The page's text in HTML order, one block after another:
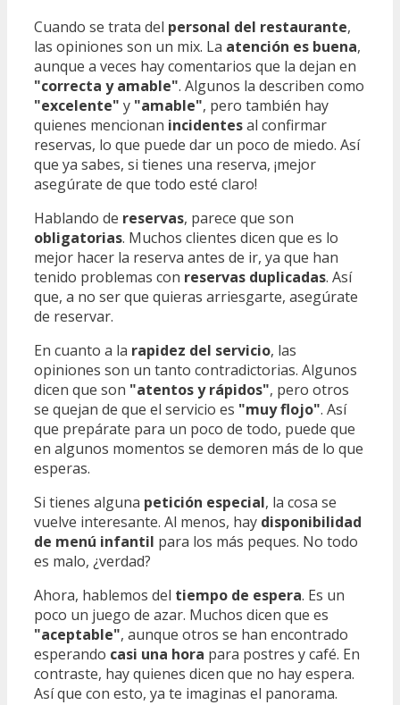
Cuando se trata del personal del restaurante,
las opiniones son un mix. La atención es buena,
aunque a veces hay comentarios que la dejan en
"correcta y amable". Algunos la describen como
"excelente" y "amable", pero también hay
quienes mencionan incidentesal confirmar
reservas, lo que puede dar un poco de miedo. Así
que ya sabes, si tienes una reserva, ¡mejor
asegúrate de que todo esté claro!
Hablando de reservas, parece que son
obligatorias. Muchos clientes dicen que es lo
mejor hacer la reserva antes de ir, ya que han
tenido problemas con reservas duplicadas. Así
que, a no ser que quieras arriesgarte, asegúrate
de reservar.
En cuanto a la rapidez del servicio, las
opiniones son un tanto contradictorias. Algunos
dicen que son "atentos y rápidos", pero otros
se quejan de que el servicio es "muy flojo". Así
que prepárate para un poco de todo, puede que
en algunos momentos se demoren más de lo que
esperas.
Si tienes alguna petición especial, la cosa se
vuelve interesante. Al menos, hay disponibilidad
de menú infantil para los más peques. No todo
es malo, ¿verdad?
Ahora, hablemos del tiempo de espera. Es un
poco un juego de azar. Muchos dicen que es
"aceptable", aunque otros se han encontrado
esperando casi una hora para postres y café. En
contraste, hay quienes dicen que no hay espera.
Así que con esto, ya te imaginas el panorama.